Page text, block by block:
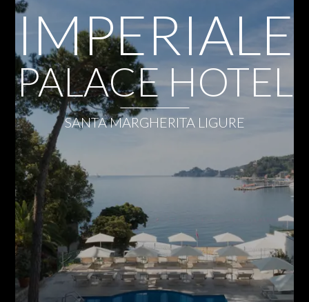
IMPERIALE
PALACE HOTEL
SANTA MARGHERITA LIGURE